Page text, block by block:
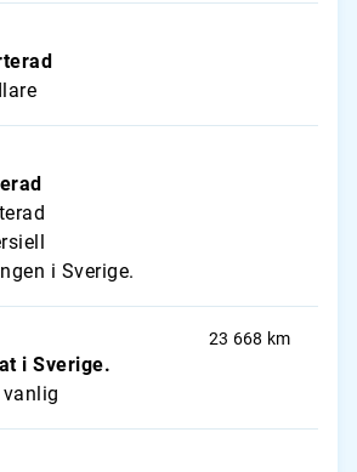
i Sverige.
i Sverige.
23 668 km